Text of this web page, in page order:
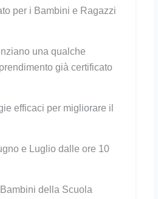
per i Bambini e Ragazzi
una qualche
già certificato
efficaci per migliorare il
e Luglio dalle ore 10
della Scuola